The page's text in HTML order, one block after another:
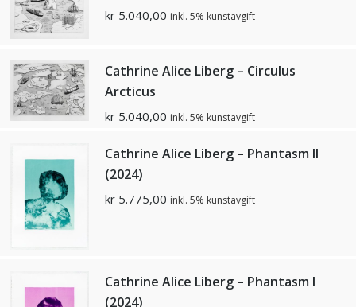
kr 5.040,00 inkl. 5% kunstavgift
Cathrine Alice Liberg – Circulus
Arcticus
kr 5.040,00 inkl. 5% kunstavgift
Cathrine Alice Liberg – Phantasm ll
(2024)
kr 5.775,00 inkl. 5% kunstavgift
Cathrine Alice Liberg – Phantasm l
(2024)